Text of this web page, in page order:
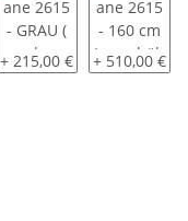
Einhaken in die
- GRAU ( andere
Flachplane 2615 -
+ 215,00 € Hochplane
+ 510,00 €